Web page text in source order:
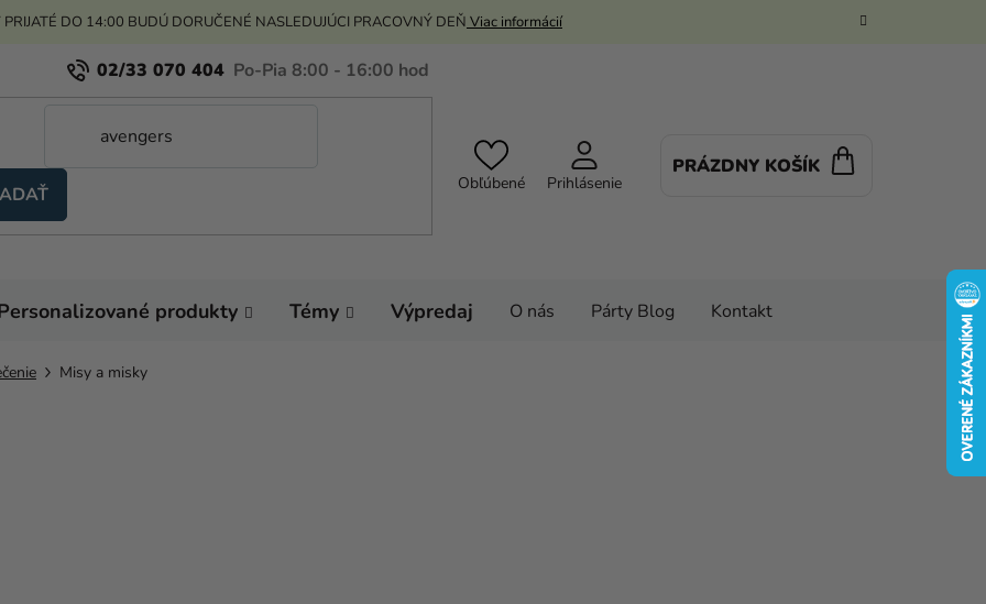
PRIJATÉ DO 14:00 BUDÚ DORUČENÉ NASLEDUJÚCI PRACOVNÝ DEŇ Viac informácií
02/33 070 404
Obľúbené Prihlásenie
PRÁZDNY KOŠÍK
produkty Témy Výpredaj O nás Párty Blog Kontakt
Misy a misky